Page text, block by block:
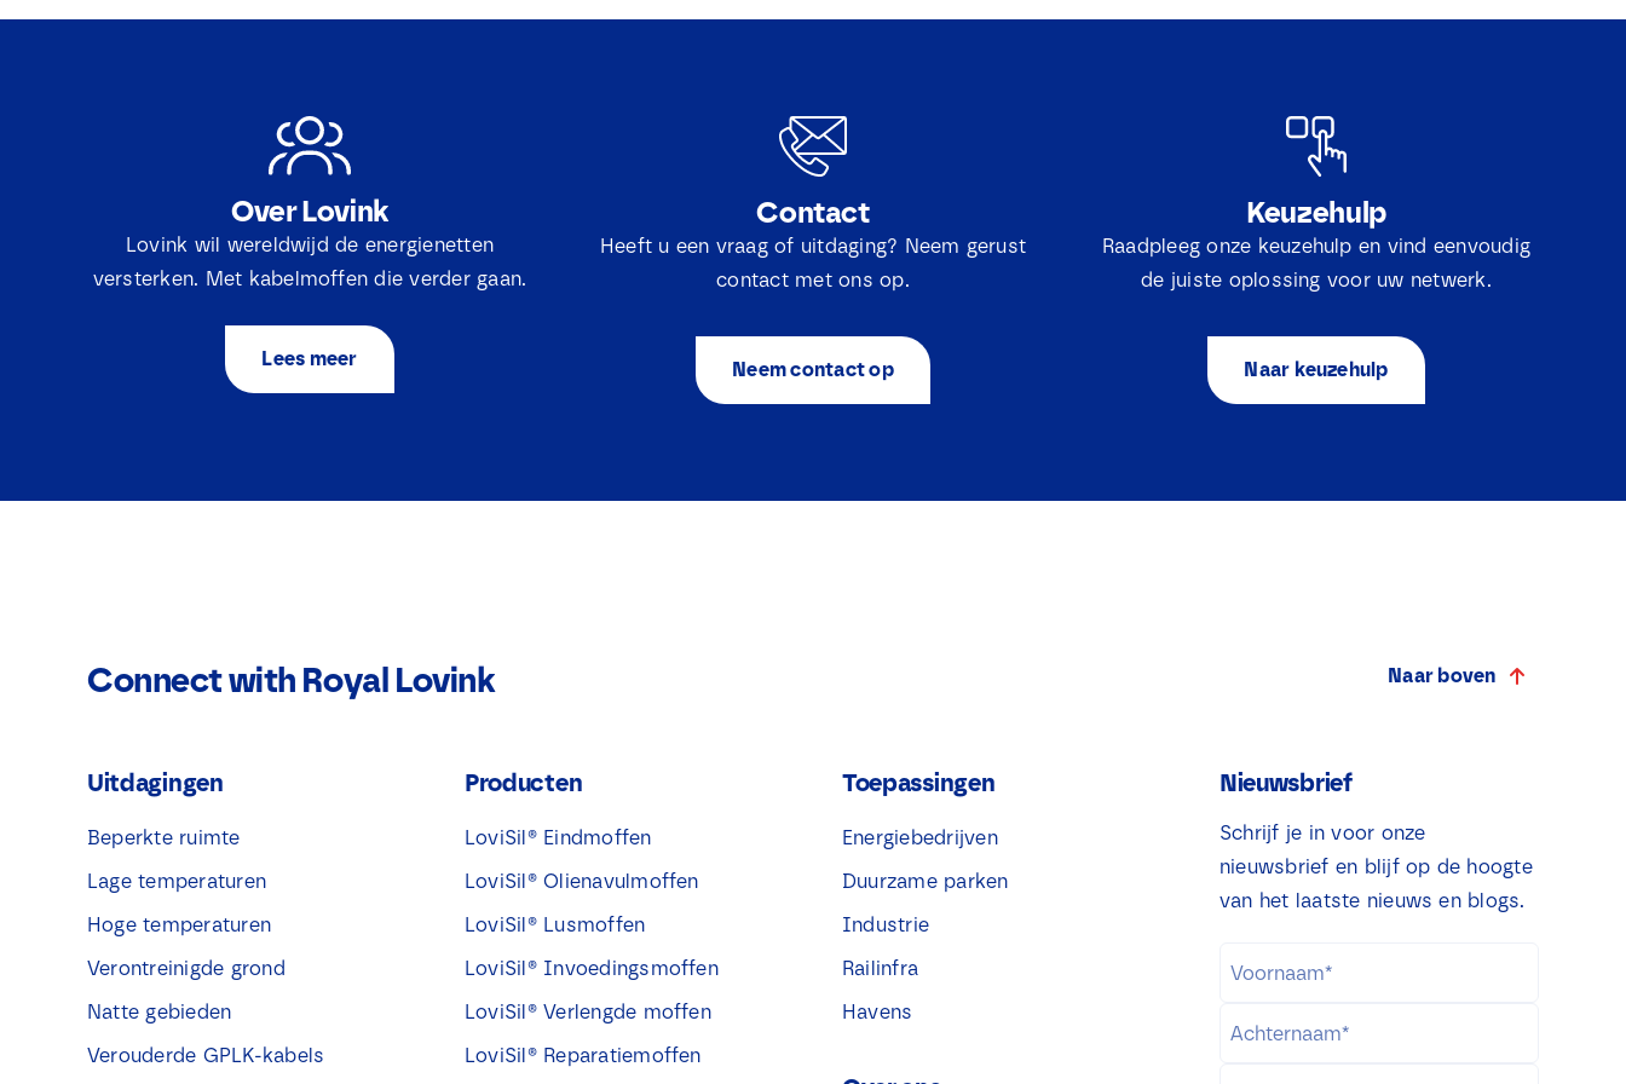
Over Lovink
Lovink wil wereldwijd de energienetten
versterken. Met kabelmoffen die verder gaan.
Lees meer
Contact
Heeft u een vraag of uitdaging? Neem gerust
contact met ons op.
Neem contact op
Keuzehulp
Raadpleeg onze keuzehulp en vind eenvoudig
de juiste oplossing voor uw netwerk.
Naar keuzehulp
Connect with Royal Lovink Naar boven
Uitdagingen
Beperkte ruimte
Lage temperaturen
Hoge temperaturen
Verontreinigde grond
Natte gebieden
Verouderde GPLK-kabels
Producten
LoviSil® Eindmoffen
LoviSil® Olienavulmoffen
LoviSil® Lusmoffen
LoviSil® Invoedingsmoffen
LoviSil® Verlengde moffen
LoviSil® Reparatiemoffen
Toepassingen
Energiebedrijven
Duurzame parken
Industrie
Railinfra
Havens
Nieuwsbrief
Schrijf je in voor onze
nieuwsbrief en blijf op de hoogte
van het laatste nieuws en blogs.